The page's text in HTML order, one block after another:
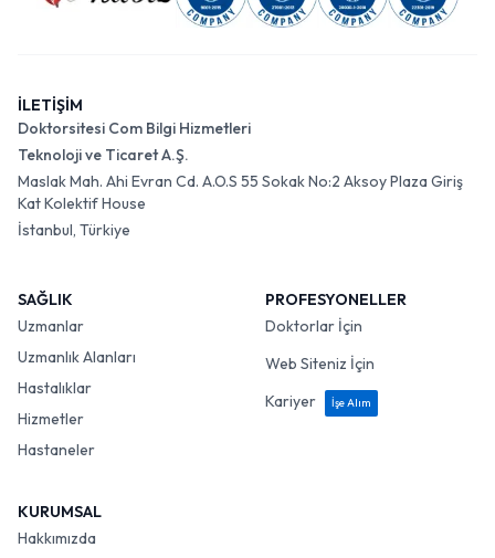
İLETİŞİM
Doktorsitesi Com Bilgi Hizmetleri
Teknoloji ve Ticaret A.Ş.
Maslak Mah. Ahi Evran Cd. A.O.S 55 Sokak No:2 Aksoy Plaza Giriş
Kat Kolektif House
İstanbul, Türkiye
SAĞLIK
Uzmanlar
Uzmanlık Alanları
Hastalıklar
Hizmetler
Hastaneler
PROFESYONELLER
Doktorlar İçin
Web Siteniz İçin
Kariyer
İşe Alım
KURUMSAL
Hakkımızda